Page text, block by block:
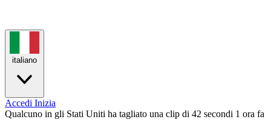
italiano
Accedi Inizia
Qualcuno in gli Stati Uniti ha tagliato una clip di 42 secondi 1 ora fa